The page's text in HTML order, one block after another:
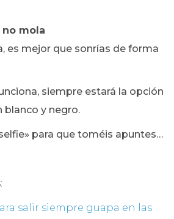
no mola
es mejor que sonrías de forma
siempre estará la opción
blanco y negro.
para que toméis apuntes…
salir siempre guapa en las